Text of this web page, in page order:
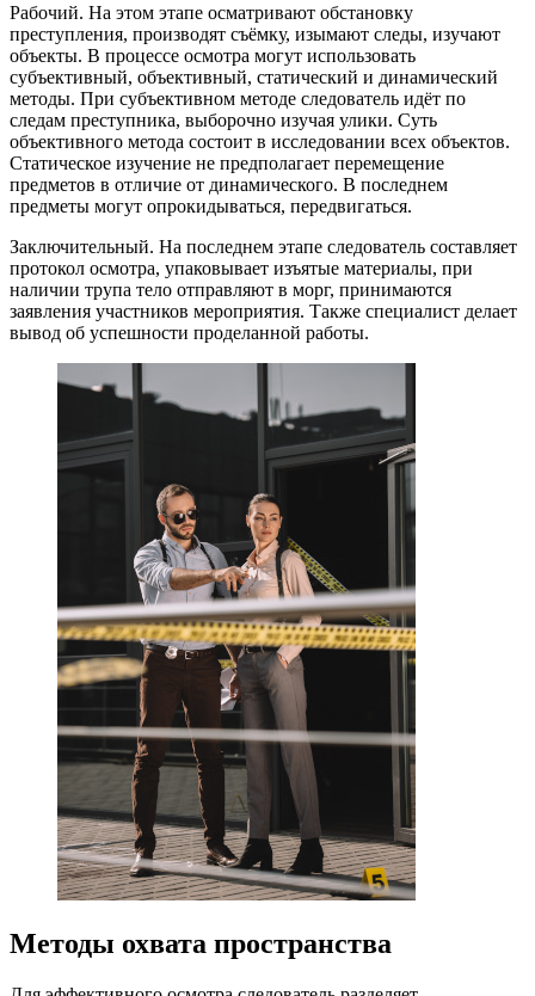
Рабочий. На этом этапе осматривают обстановку
преступления, производят съёмку, изымают следы, изучают
объекты. В процессе осмотра могут использовать
субъективный, объективный, статический и динамический
методы. При субъективном методе следователь идёт по
следам преступника, выборочно изучая улики. Суть
объективного метода состоит в исследовании всех объектов.
Статическое изучение не предполагает перемещение
предметов в отличие от динамического. В последнем
предметы могут опрокидываться, передвигаться.
Заключительный. На последнем этапе следователь составляет
протокол осмотра, упаковывает изъятые материалы, при
наличии трупа тело отправляют в морг, принимаются
заявления участников мероприятия. Также специалист делает
вывод об успешности проделанной работы.
Методы охвата пространства